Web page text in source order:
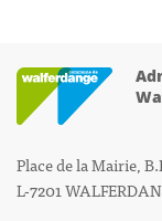
Place de la Mairie,
L-7201